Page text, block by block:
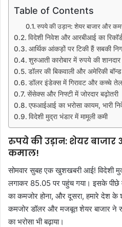
Table of Contents
रुपये की उड़ान: शेयर बाजार और
विदेशी निवेश और आरबीआई का
आर्थिक आंकड़ों पर टिकी हैं सबकी
शुरुआती कारोबार में रुपये की
डॉलर की बिकवाली और अमेरिकी
डॉलर इंडेक्स में गिरावट और कच्चे
सेंसेक्स और निफ्टी में जोरदार बढ़ोतरी
एफआईआई का भरोसा कायम, भारी
विदेशी मुद्रा भंडार में मामूली कमी
रुपये की उड़ान: शेयर
कमाल!
सोमवार सुबह एक खुशखबरी आई! विदेशी
लगाकर 85.05 पर पहुंच गया। इसके पीछे
का कमजोर होना, और दूसरा, हमारे देश के
कमजोर डॉलर और मजबूत शेयर बाजार ने
का भरोसा भी बढ़ाया।